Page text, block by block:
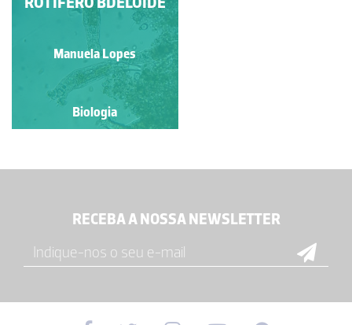
LONGIROSTRIS
Manuela Lopes
Biologia
Manuela Lopes
Biologia
RECEBA A NOSSA NEWSLETTER